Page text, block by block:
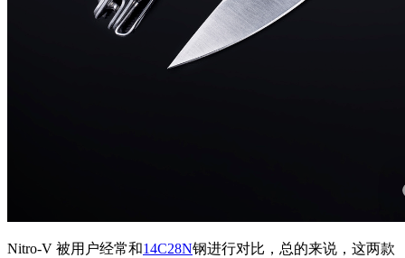
Nitro-V 被用户经常和14C28N钢进行对比，总的来说，这两款